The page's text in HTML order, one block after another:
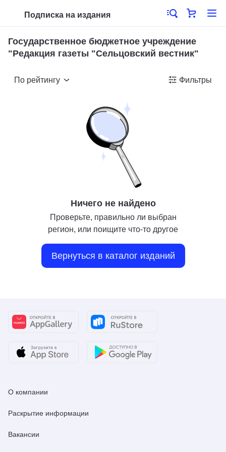
Подписка на издания
Государственное бюджетное учреждение
"Редакция газеты "Сельцовский вестник"
По рейтингу Фильтры
Ничего не найдено
Проверьте, правильно ли выбран
регион, или поищите что-то другое
Вернуться в каталог изданий
О компании
Раскрытие информации
Вакансии